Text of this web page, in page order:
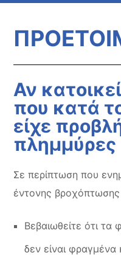
Αν
που κατά
είχε
πλημμύρες
Σε περίπτωση που
έντονης
Βεβαιωθείτε ότι τα
δεν είναι φραγμένα